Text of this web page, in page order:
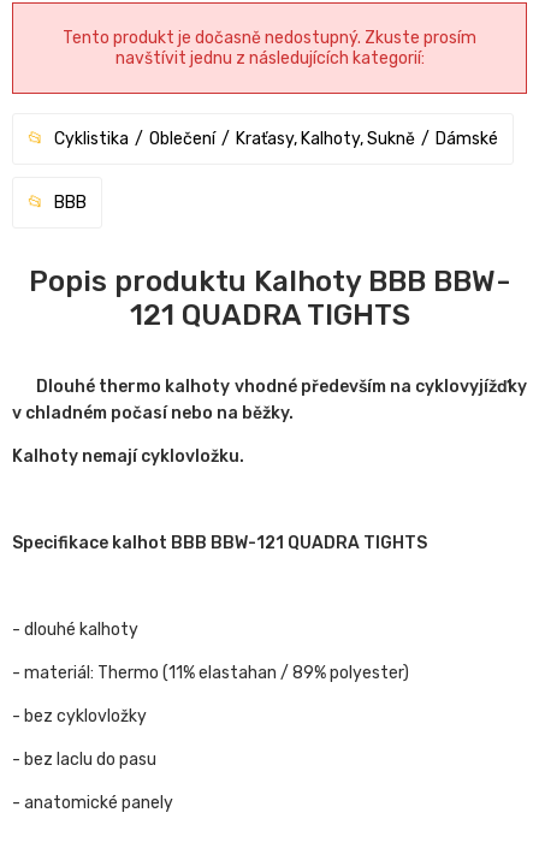
Tento produkt je dočasně nedostupný. Zkuste prosím
navštívit jednu z následujících kategorií:
Cyklistika Oblečení Kraťasy, Kalhoty, Sukně Dámské
BBB
Popis produktu Kalhoty BBB BBW-
121 QUADRA TIGHTS
Dlouhé thermo kalhoty vhodné především na cyklovyjížďky
v chladném počasí nebo na běžky.
Kalhoty nemají cyklovložku.
Specifikace kalhot BBB BBW-121 QUADRA TIGHTS
- dlouhé kalhoty
- materiál: Thermo (11% elastahan / 89% polyester)
- bez cyklovložky
- bez laclu do pasu
- anatomické panely